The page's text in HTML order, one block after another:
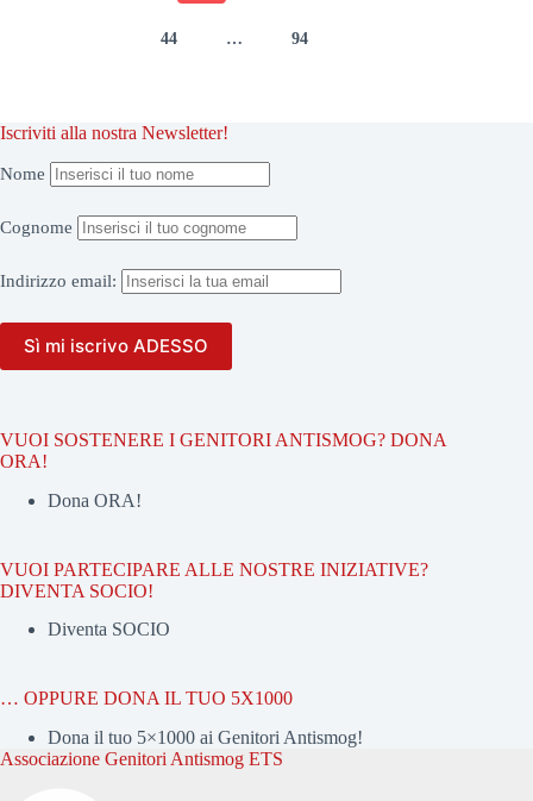
44 … 94
Iscriviti alla nostra Newsletter!
Nome
Cognome
Indirizzo email:
VUOI SOSTENERE I GENITORI ANTISMOG? DONA
ORA!
Dona ORA!
VUOI PARTECIPARE ALLE NOSTRE INIZIATIVE?
DIVENTA SOCIO!
Diventa SOCIO
… OPPURE DONA IL TUO 5X1000
Dona il tuo 5×1000 ai Genitori Antismog!
Associazione Genitori Antismog ETS